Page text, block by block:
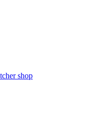
shop